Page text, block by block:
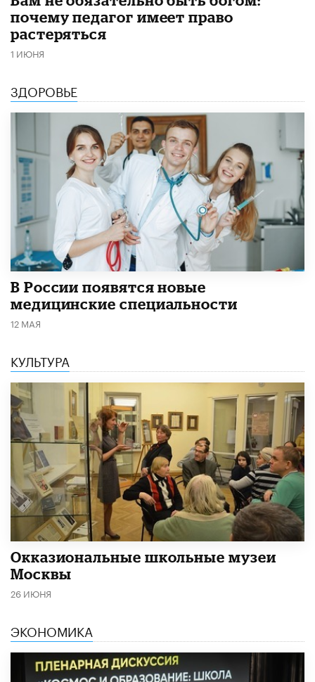
почему педагог имеет право
растеряться
1 ИЮНЯ
ЗДОРОВЬЕ
В России появятся новые
медицинские специальности
12 МАЯ
КУЛЬТУРА
​Окказиональные школьные музеи
Москвы
26 ИЮНЯ
ЭКОНОМИКА